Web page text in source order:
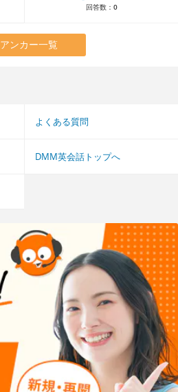
回答数： 0
アンカー一覧
よくある質問
DMM英会話トップへ